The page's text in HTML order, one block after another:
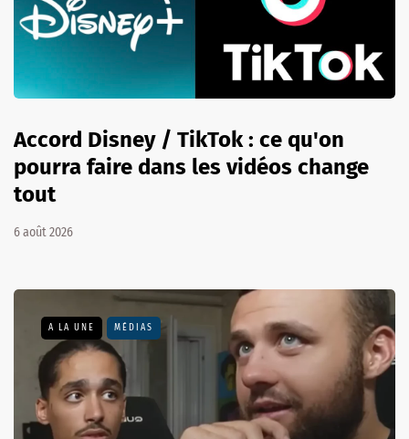
Accord Disney / TikTok : ce qu'on
pourra faire dans les vidéos change
tout
6 août 2026
A LA UNE MÉDIAS